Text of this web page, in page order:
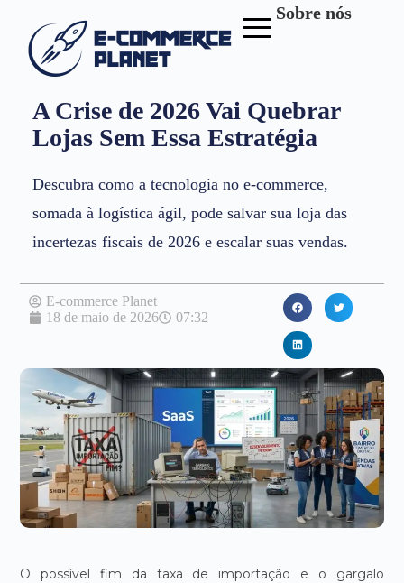
Sobre nós
A Crise de 2026 Vai Quebrar
Lojas Sem Essa Estratégia
Descubra como a tecnologia no e-commerce,
somada à logística ágil, pode salvar sua loja das
incertezas fiscais de 2026 e escalar suas vendas.
E-commerce Planet
18 de maio de 2026
07:32
O possível fim da taxa de importação e o gargalo